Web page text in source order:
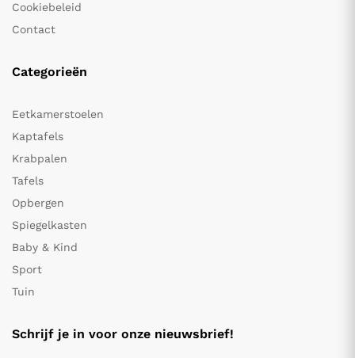
Cookiebeleid
Contact
Categorieën
Eetkamerstoelen
Kaptafels
Krabpalen
Tafels
Opbergen
Spiegelkasten
Baby & Kind
Sport
Tuin
Schrijf je in voor onze nieuwsbrief!